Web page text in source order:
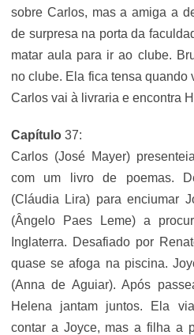
sobre Carlos, mas a amiga a
de surpresa na porta da
matar aula para ir ao clube.
no clube. Ela fica tensa quando
Carlos vai à livraria e encontra
Capítulo 37:
Carlos (José Mayer)
com um livro de poemas.
(Cláudia Lira) para enciumar
(Ângelo Paes Leme) a
Inglaterra. Desafiado por
quase se afoga na piscina.
(Anna de Aguiar). Após
Helena jantam juntos. Ela
contar a Joyce, mas a filha a